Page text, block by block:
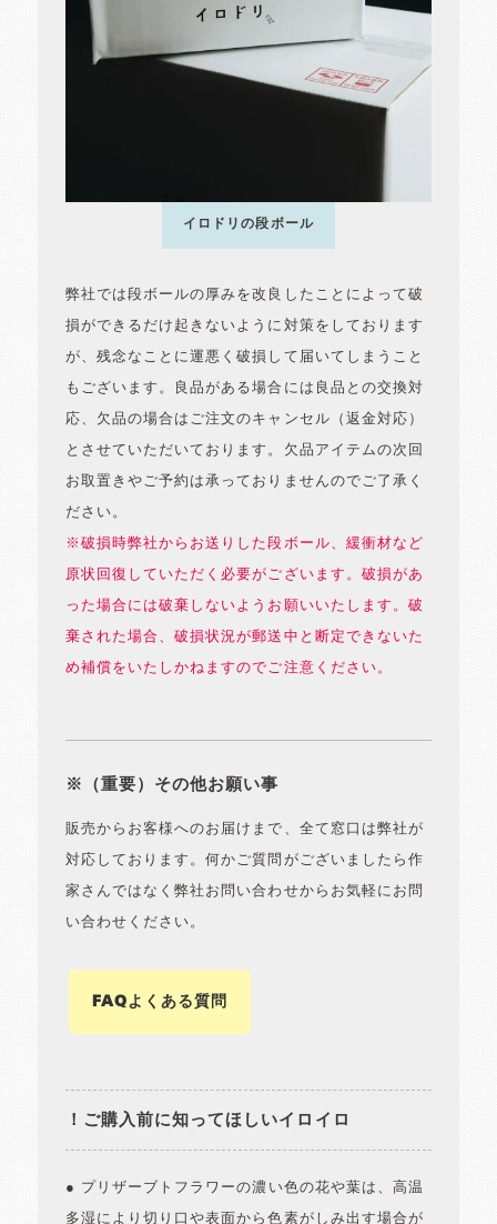
イロドリの段ボール
弊社では段ボールの厚みを改良したことによって破
損ができるだけ起きないように対策をしております
が、残念なことに運悪く破損して届いてしまうこと
もございます。良品がある場合には良品との交換対
応、欠品の場合はご注文のキャンセル（返金対応）
とさせていただいております。欠品アイテムの次回
お取置きやご予約は承っておりませんのでご了承く
ださい。
※破損時弊社からお送りした段ボール、緩衝材など
原状回復していただく必要がございます。破損があ
った場合には破棄しないようお願いいたします。破
棄された場合、破損状況が郵送中と断定できないた
め補償をいたしかねますのでご注意ください。
※（重要）その他お願い事
販売からお客様へのお届けまで、全て窓口は弊社が
対応しております。何かご質問がございましたら作
家さんではなく弊社お問い合わせからお気軽にお問
い合わせください。
FAQよくある質問
！ご購入前に知ってほしいイロイロ
● プリザーブトフラワーの濃い色の花や葉は、高温
多湿により切り口や表面から色素がしみ出す場合が